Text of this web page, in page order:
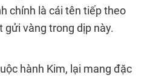
chính là cái tên tiếp theo
gửi vàng trong dịp này.
hành Kim, lại mang đặc